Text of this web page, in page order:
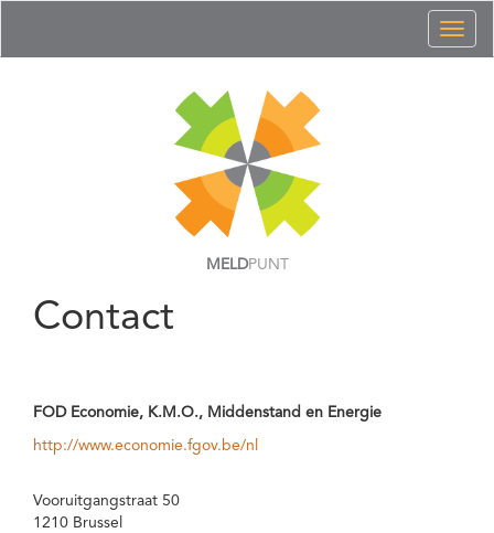
MELDPUNT
Contact
FOD Economie, K.M.O., Middenstand en Energie
http://www.economie.fgov.be/nl
Vooruitgangstraat 50
1210 Brussel